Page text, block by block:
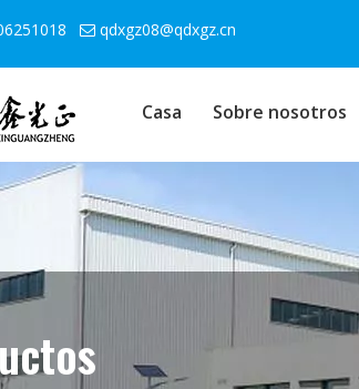
 qdxgz08@qdxgz.cn
Casa Sobre nosotros